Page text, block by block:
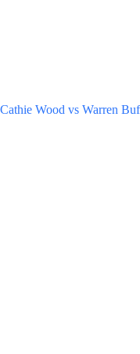
Cathie Wood vs Warren